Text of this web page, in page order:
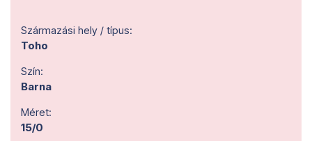
Származási hely / típus:
Toho
Szín:
Barna
Méret:
15/0